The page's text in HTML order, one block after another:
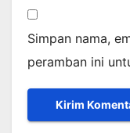
Simpan nama,
peramban ini